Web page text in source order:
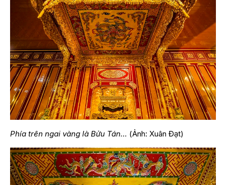
Phía trên ngai vàng là Bửu Tán… (Ảnh: Xuân Đạt)